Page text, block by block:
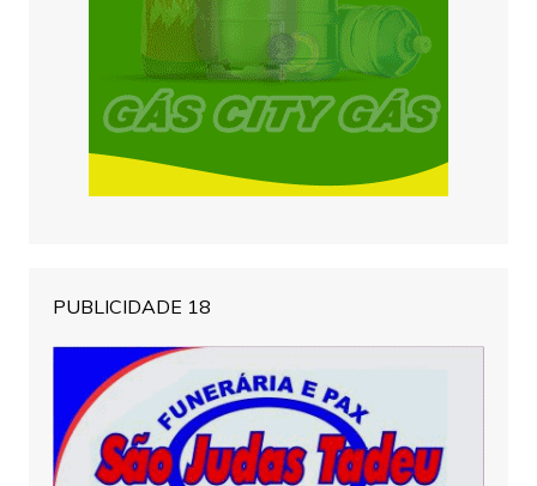
PUBLICIDADE 18